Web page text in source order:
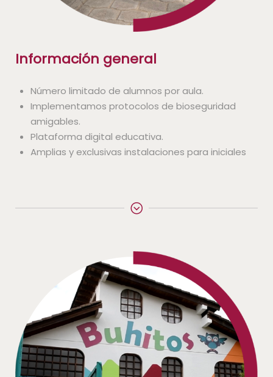
Información general
Número limitado de alumnos por aula.
Implementamos protocolos de bioseguridad
amigables.
Plataforma digital educativa.
Amplias y exclusivas instalaciones para iniciales